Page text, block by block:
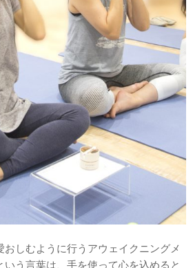
しむように行うアウェイクニングメ
いう言葉は、手を使って心を込めると